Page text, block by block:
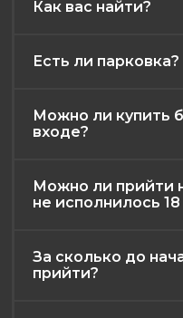
Как вас найти?
Есть ли парковка?
Можно ли купить
входе?
Можно ли прийти
не исполнилось 18
За сколько до
прийти?
контакты
публичная
афиша
Разработка и дизайн: